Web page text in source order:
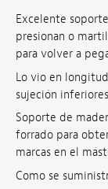
Excelente
presionan o
para volver a
Lo vio en
sujeción
Soporte de
forrado para
marcas en el
Como se